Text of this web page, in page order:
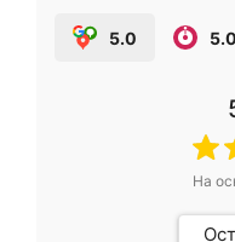
5.0 5.0
На